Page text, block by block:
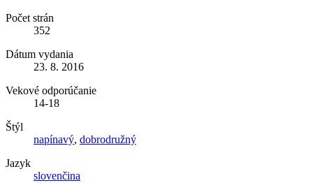
Počet strán
352
Dátum vydania
23. 8. 2016
Vekové odporúčanie
14-18
Štýl
napínavý, dobrodružný
Jazyk
slovenčina